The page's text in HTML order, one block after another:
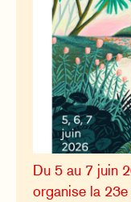
Du 5 au 7 juin
organise la